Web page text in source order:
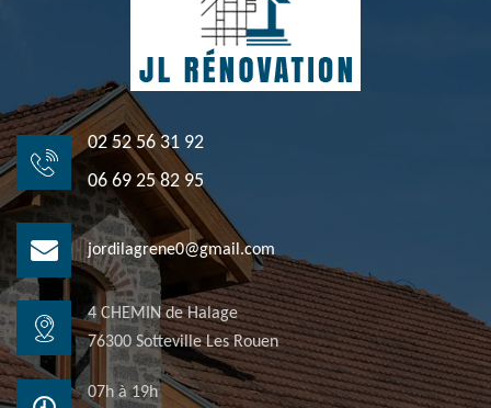
02 52 56 31 92
06 69 25 82 95
jordilagrene0@gmail.com
4 CHEMIN de Halage
76300 Sotteville Les Rouen
07h à 19h